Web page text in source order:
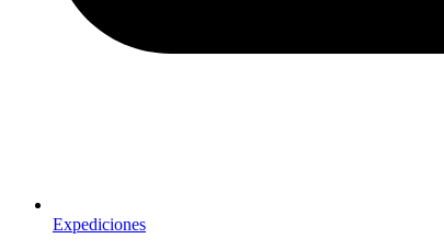
Expediciones